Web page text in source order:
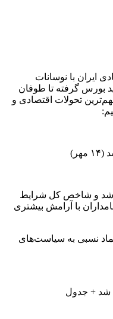
ایران با نوسانات
بورس گرفته تا طوفان
تحولات اقتصادی و
شد و شاخص کل شرایط
با آرامش بیشتری
نسبی به سیاست‌های